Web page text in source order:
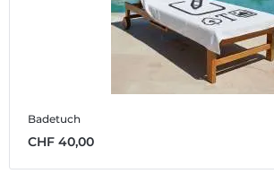
Badetuch
CHF 40,00